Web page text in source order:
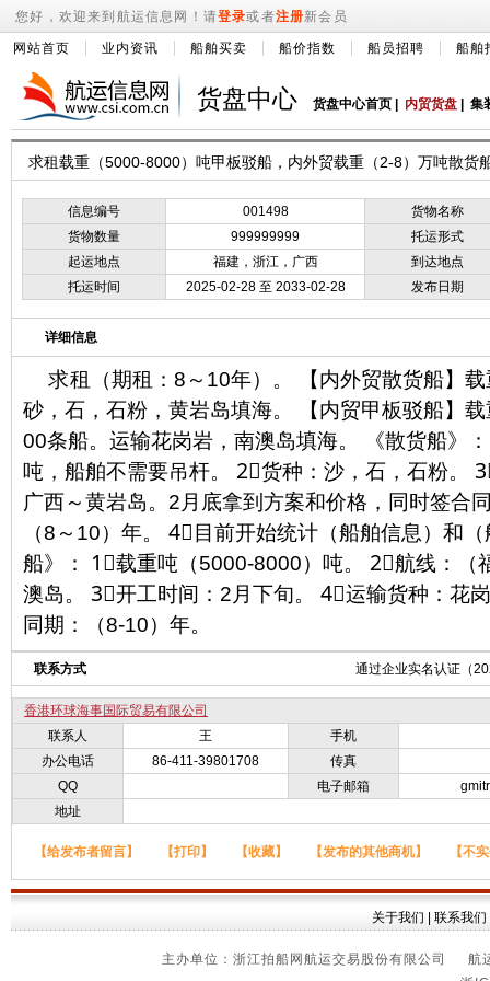
您好，欢迎来到航运信息网！请登录或者注册新会员
网站首页 业内资讯 船舶买卖 船价指数 船员招聘 船舶
货盘中心 货盘中心首页 内贸货盘 集
求租载重（5000-8000）吨甲板驳船，内外贸载重（2-8）万吨散货
信息编号 001498
货物名称
货物数量
999999999
托运形式
起运地点
福建，浙江，广西
到达地点
托运时间
2025-02-28 至 2033-02-28 发布日期
详细信息
求租（期租：8～10年）。 【内外贸散货船】
砂，石，石粉，黄岩岛填海。 【内贸甲板驳船】
00条船。运输花岗岩，南澳岛填海。 《散货船》
吨，船舶不需要吊杆。 2⃣货种：沙，石，石粉。
广西～黄岩岛。2月底拿到方案和价格，同时签合
（8～10）年。 4⃣目前开始统计（船舶信息）和
船》： 1⃣载重吨（5000-8000）吨。 2⃣航线：（
澳岛。 3⃣开工时间：2月下旬。 4⃣运输货种：花
同期：（8-10）年。
联系方式 通过企业实名认证（
香港环球海事国际贸易有限公司
联系人
王
手机
办公电话
86-411-39801708
传真
QQ
电子邮箱
地址
【给发布者留言】 【打印】 【收藏】 【发布的其他商机】 【不
关于我们 联系我们
主办单位：浙江拍船网航运交易股份有限公司